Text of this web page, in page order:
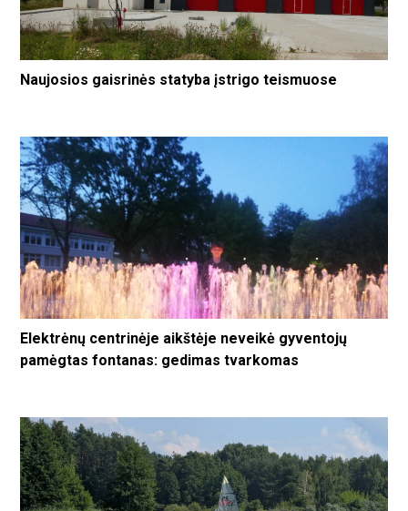
Naujosios gaisrinės statyba įstrigo teismuose
Elektrėnų centrinėje aikštėje neveikė gyventojų
pamėgtas fontanas: gedimas tvarkomas